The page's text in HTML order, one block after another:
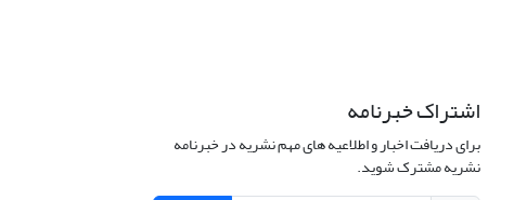
اشتراک خبرنامه
برای دریافت اخبار و اطلاعیه های مهم نشریه در خبرنامه
نشریه مشترک شوید.